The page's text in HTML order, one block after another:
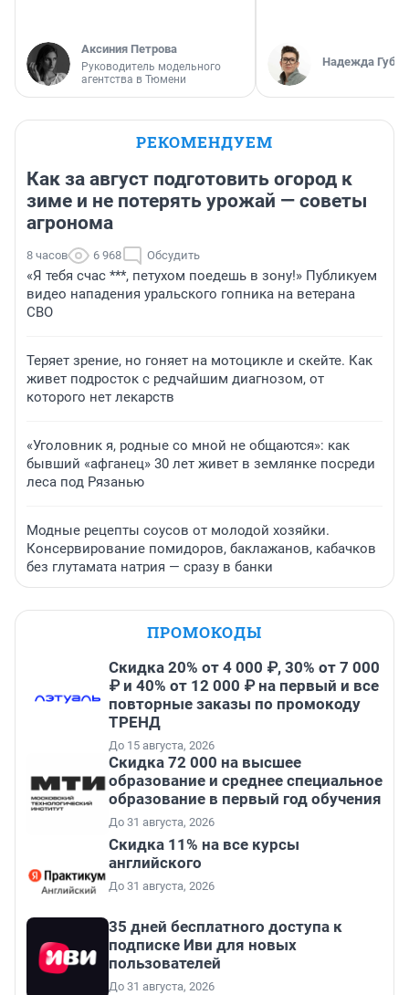
Аксиния Петрова
Руководитель модельного
агентства в Тюмени
Надежда
РЕКОМЕНДУЕМ
Как за август подготовить огород к
зиме и не потерять урожай — советы
агронома
8 часов 6 968 Обсудить
«Я тебя счас ***, петухом поедешь в зону!» Публикуем
видео нападения уральского гопника на ветерана
СВО
Теряет зрение, но гоняет на мотоцикле и скейте. Как
живет подросток с редчайшим диагнозом, от
которого нет лекарств
«Уголовник я, родные со мной не общаются»: как
бывший «афганец» 30 лет живет в землянке посреди
леса под Рязанью
Модные рецепты соусов от молодой хозяйки.
Консервирование помидоров, баклажанов, кабачков
без глутамата натрия — сразу в банки
ПРОМОКОДЫ
Скидка 20% от 4 000 ₽, 30% от 7 000
₽ и 40% от 12 000 ₽ на первый и все
повторные заказы по промокоду
ТРЕНД
До 15 августа, 2026
Скидка 72 000 на высшее
образование и среднее специальное
образование в первый год обучения
До 31 августа, 2026
Скидка 11% на все курсы
английского
До 31 августа, 2026
35 дней бесплатного доступа к
подписке Иви для новых
пользователей
До 31 августа, 2026